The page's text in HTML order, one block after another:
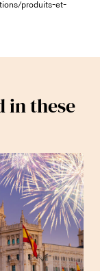
produits-et-
in these